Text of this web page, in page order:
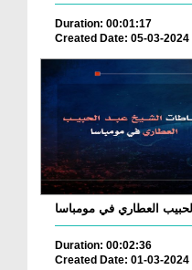
Duration: 00:01:17
Created Date: 05-03-2024
العطاري في مومباسا
Duration: 00:02:36
Created Date: 01-03-2024